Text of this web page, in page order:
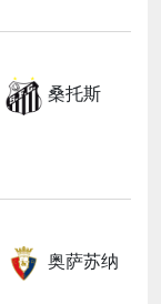
桑托斯
奥萨苏纳